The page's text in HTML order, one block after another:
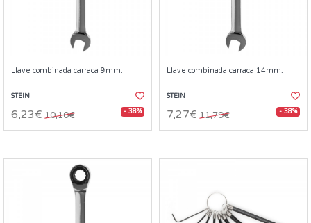
Llave combinada carraca 9mm.
STEIN
6,23€ 10,10€ - 38%
Llave combinada carraca 14mm.
STEIN
7,27€ 11,79€ - 38%